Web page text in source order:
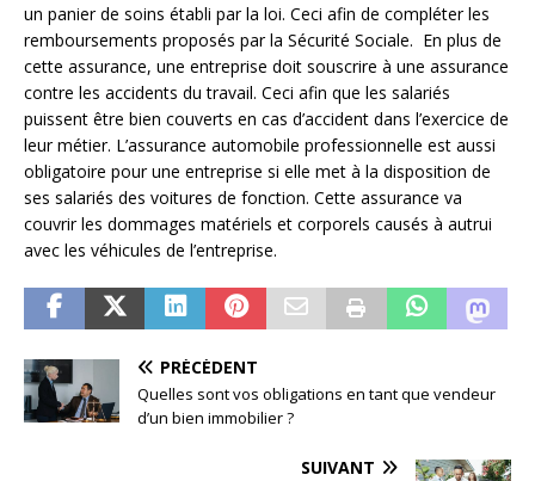
un panier de soins établi par la loi. Ceci afin de compléter les
remboursements proposés par la Sécurité Sociale. En plus de
cette assurance, une entreprise doit souscrire à une assurance
contre les accidents du travail. Ceci afin que les salariés
puissent être bien couverts en cas d’accident dans l’exercice de
leur métier. L’assurance automobile professionnelle est aussi
obligatoire pour une entreprise si elle met à la disposition de
ses salariés des voitures de fonction. Cette assurance va
couvrir les dommages matériels et corporels causés à autrui
avec les véhicules de l’entreprise.
PRÉCÉDENT
Quelles sont vos obligations en tant que vendeur
d’un bien immobilier ?
SUIVANT